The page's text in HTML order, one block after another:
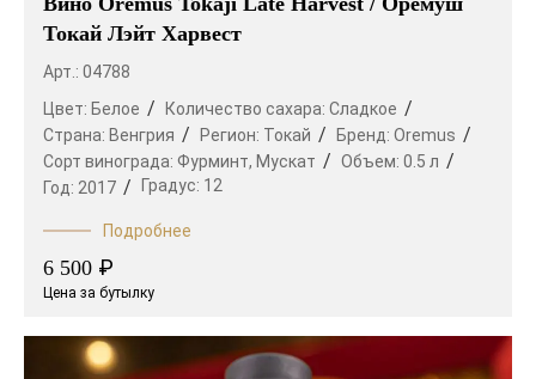
Токай Лэйт Харвест
Арт.: 04788
Цвет: Белое Количество сахара: Сладкое
Страна: Венгрия Регион: Токай Бренд: Oremus
Сорт винограда: Фурминт, Мускат Объем: 0.5 л
Год: 2017 Градус: 12
Подробнее
6 500 ₽
Цена за бутылку